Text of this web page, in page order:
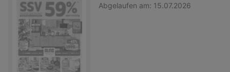
Abgelaufen am: 15.07.2026